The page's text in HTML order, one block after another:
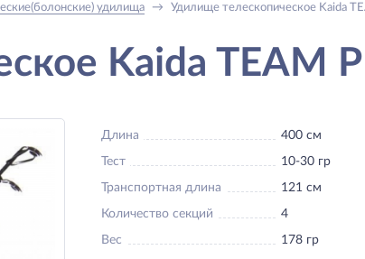
удилища → Удилище телескопическое Kaida
Kaida TEAM
Длина 400 см
Тест 10-30 гр
Транспортная длина 121 см
Количество секций 4
Вес 178 гр